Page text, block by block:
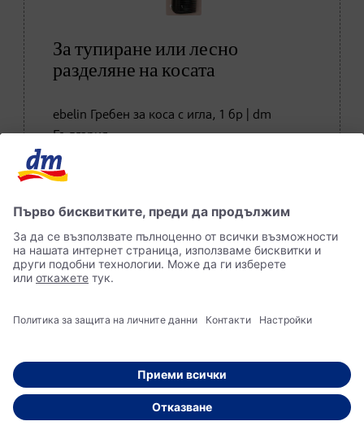
За тупиране или лесно
разделяне на косата
ebelin Гребен за коса с игла, 1 бр | dm
България